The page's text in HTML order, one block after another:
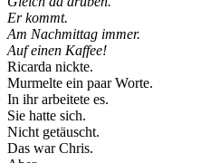
Er kommt.
Am Nachmittag immer.
Auf einen Kaffee!
Ricarda nickte.
Murmelte ein paar Worte.
In ihr arbeitete es.
Sie hatte sich.
Nicht getäuscht.
Das war Chris.